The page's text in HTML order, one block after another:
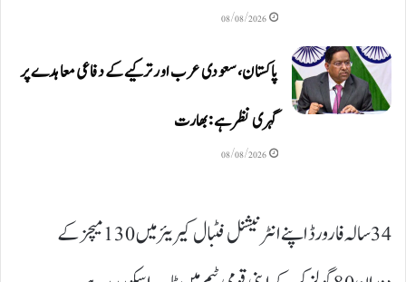
08/08/2026
پاکستان، سعودی عرب اور ترکیے کے دفاعی معاہدے پر
گہری نظر ہے: بھارت
08/08/2026
34 سالہ فارورڈ اپنے انٹرنیشنل فٹبال کیریئر میں 130 میچز کے